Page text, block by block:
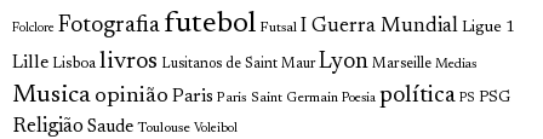
Folclore Fotografia futebol Futsal I Guerra Mundial Ligue 1
Lille Lisboa livros Lusitanos de Saint Maur Lyon Marseille Medias
Musica opinião Paris Paris Saint Germain Poesia política PS PSG
Religião Saude Toulouse Voleibol